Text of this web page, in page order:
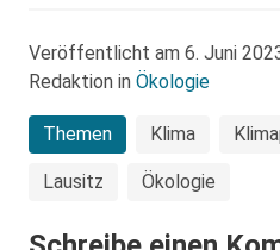
Veröffentlicht am 6. Juni
Redaktion in Ökologie
Themen Klima
Lausitz Ökologie